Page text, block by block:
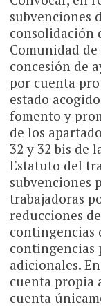
subvenciones
consolidación
Comunidad
concesión de
por cuenta
estado
fomento y
de los
32 y 32 bis de
Estatuto del
subvenciones
trabajadoras
reducciones
contingencias
contingencias
adicionales.
cuenta propia
cuenta